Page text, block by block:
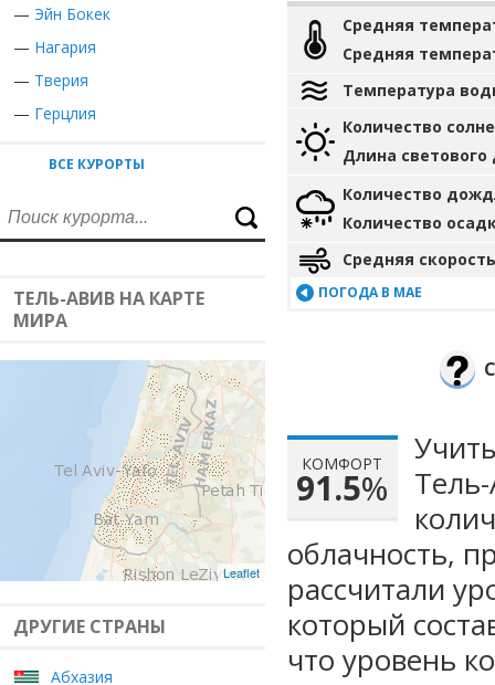
— Эйн Бокек
— Нагария
— Тверия
— Герцлия
ВСЕ КУРОРТЫ
ТЕЛЬ-АВИВ НА КАРТЕ
МИРА
Leaflet
ДРУГИЕ СТРАНЫ
Абхазия
Средняя
Средняя
Температура
Количество
Длина светового
Количество
Количество
Средняя
ПОГОДА В МАЕ
КОМФОРТ
91.5%
облачность,
рассчитали
который
что уровень